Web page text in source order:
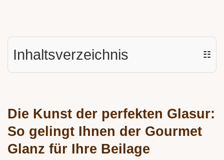
Inhaltsverzeichnis ☷
Die Kunst der perfekten Glasur:
So gelingt Ihnen der Gourmet
Glanz für Ihre Beilage